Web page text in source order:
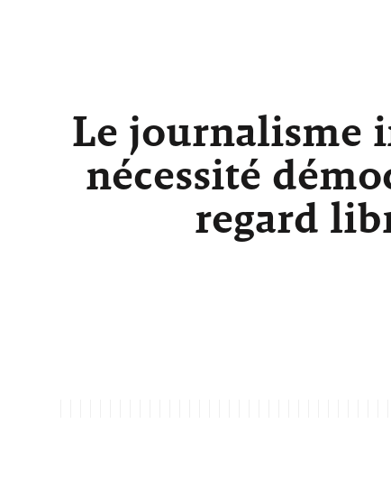
Le journalisme
nécessité
regard